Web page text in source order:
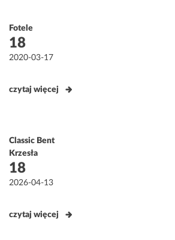
Referencje
Aktualności
Fotele
18
Opublikowane
2020-03-17
czytaj więcej
Classic Bent
Krzesła
18
Opublikowane
2026-04-13
czytaj więcej